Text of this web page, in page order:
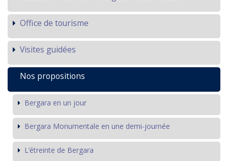
Office de tourisme
Visites guidées
Nos propositions
Bergara en un jour
Bergara Monumentale en une demi-journée
L’étreinte de Bergara